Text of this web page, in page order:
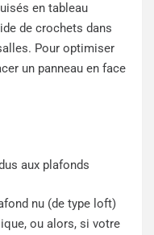
en tableau
de crochets dans
Pour optimiser
un panneau en face
aux plafonds
nu (de type loft)
ou alors, si votre